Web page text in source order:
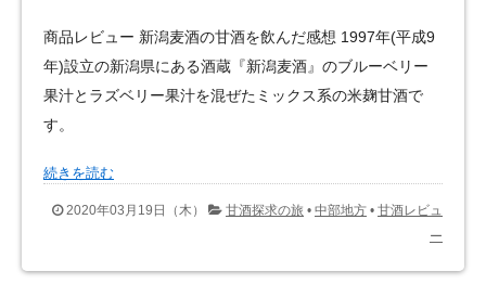
商品レビュー 新潟麦酒の甘酒を飲んだ感想 1997年(平成9
年)設立の新潟県にある酒蔵『新潟麦酒』のブルーベリー
果汁とラズベリー果汁を混ぜたミックス系の米麹甘酒で
す。
続きを読む
2020年03月19日（木） 甘酒探求の旅 • 中部地方 • 甘酒レビュ
ー